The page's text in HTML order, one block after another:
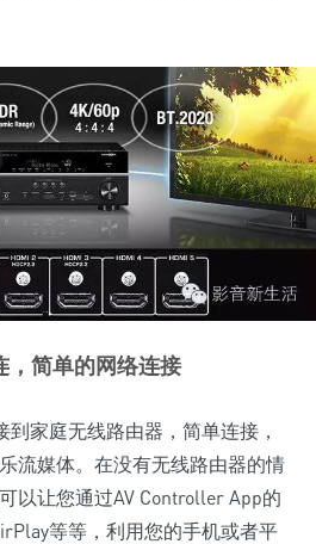
，简单的网络连接
家庭无线路由器，简单连接，
流媒体。在没有无线路由器的情
以让您通过AV Controller App的
等等，利用您的手机或者平